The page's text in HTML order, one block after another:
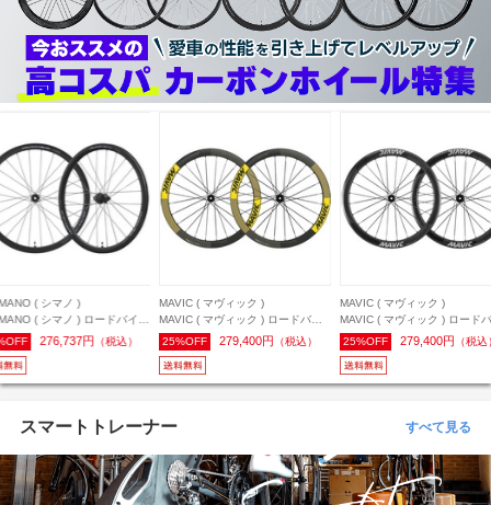
( シマノ )
( シマノ ) ロードバイク
ール(ディスクブレーキ用)
C36-TL DURA-ACE (
エース ) R9200シリーズ 前
ト/シマノHGスプライン L2
276,737円 （税込）
MAVIC ( マヴィック )
MAVIC ( マヴィック ) ロードバイ
ク用ホイール(ディスクブレーキ用)
COSMIC SLR 45 DISC 23mm ( コ
スミック SLR45 ディスク ) 前後
セット SSC SMU 日本限定 シマノ
25%OFF 279,400円 （税込）
MAVIC ( マヴィック )
MAVIC ( マヴィック ) ロード
ク用ホイール(ディスクブレー
COSMIC SLR 45 DISC 23mm
スミック SLR45 ディスク )
セット シマノHG / 700C
25%OFF 279,400円 （税
スマートトレーナー すべて見る